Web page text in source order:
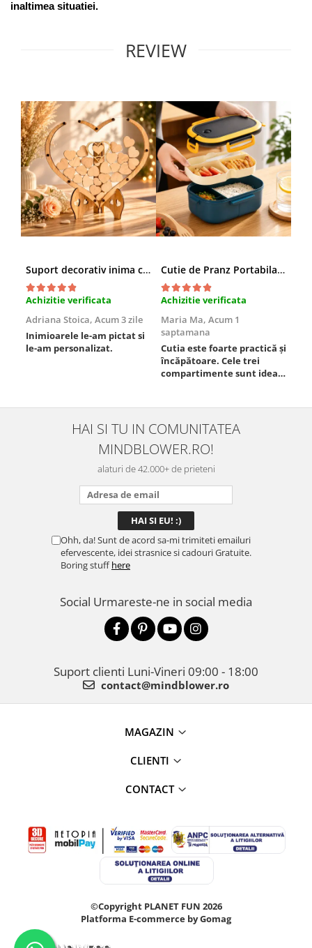
inaltimea situatiei.
REVIEW
Suport decorativ inima cu mesaje, Cadou cu suflet
Achizitie verificata
Adriana Stoica, Acum 3 zile
Inimioarele le-am pictat si
le-am personalizat.
Cutie de Pranz Portabila cu Compartimente
Achizitie verificata
Maria Ma, Acum 1
saptamana
Cutia este foarte practică și
încăpătoare. Cele trei
compartimente sunt ideale
este sigură, fără scurgeri. O
folosesc aproape zilnic la
serviciu și sunt foarte
mulțumită.
HAI SI TU IN COMUNITATEA
MINDBLOWER.RO!
alaturi de 42.000+ de prieteni
Ohh, da! Sunt de acord sa-mi trimiteti emailuri
efervescente, idei strasnice si cadouri Gratuite.
Boring stuffhere
Social Urmareste-ne in social media
Suport clienti Luni-Vineri 09:00 - 18:00
contact@mindblower.ro
MAGAZIN
CLIENTI
CONTACT
©Copyright PLANET FUN 2026
Platforma E-commerce by Gomag